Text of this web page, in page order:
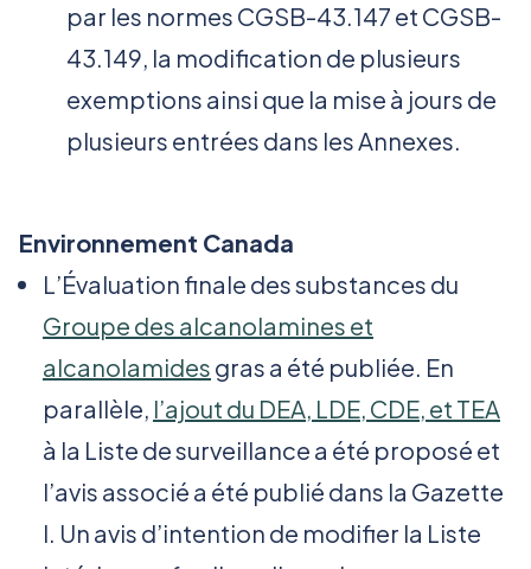
par les normes CGSB-43.147 et CGSB-
43.149, la modification de plusieurs
exemptions ainsi que la mise à jours de
plusieurs entrées dans les Annexes.
Environnement Canada
L’Évaluation finale des substances du
Groupe des alcanolamines et
alcanolamides gras a été publiée. En
parallèle, l’ajout du DEA, LDE, CDE, et TEA
à la Liste de surveillance a été proposé et
l’avis associé a été publié dans la Gazette
I. Un avis d’intention de modifier la Liste